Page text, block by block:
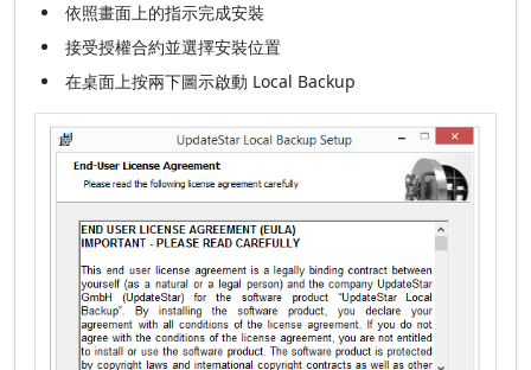
依照畫面上的指示完成安裝
接受授權合約並選擇安裝位置
在桌面上按兩下圖示啟動 Local Backup